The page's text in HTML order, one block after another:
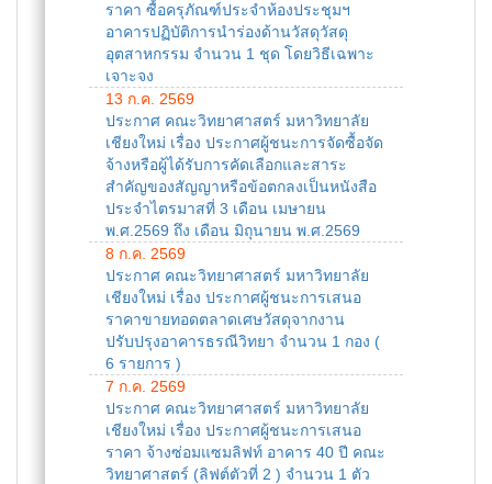
ราคา ซื้อครุภัณฑ์ประจำห้องประชุมฯ
อาคารปฏิบัติการนำร่องด้านวัสดุวัสดุ
อุตสาหกรรม จำนวน 1 ชุด โดยวิธีเฉพาะ
เจาะจง
13 ก.ค. 2569
ประกาศ คณะวิทยาศาสตร์ มหาวิทยาลัย
เชียงใหม่ เรื่อง ประกาศผู้ชนะการจัดซื้อจัด
จ้างหรือผู้ได้รับการคัดเลือกและสาระ
สำคัญของสัญญาหรือข้อตกลงเป็นหนังสือ
ประจำไตรมาสที่ 3 เดือน เมษายน
พ.ศ.2569 ถึง เดือน มิถุนายน พ.ศ.2569
8 ก.ค. 2569
ประกาศ คณะวิทยาศาสตร์ มหาวิทยาลัย
เชียงใหม่ เรื่อง ประกาศผู้ชนะการเสนอ
ราคาขายทอดตลาดเศษวัสดุจากงาน
ปรับปรุงอาคารธรณีวิทยา จำนวน 1 กอง (
6 รายการ )
7 ก.ค. 2569
ประกาศ คณะวิทยาศาสตร์ มหาวิทยาลัย
เชียงใหม่ เรื่อง ประกาศผู้ชนะการเสนอ
ราคา จ้างซ่อมแซมลิฟท์ อาคาร 40 ปี คณะ
วิทยาศาสตร์ (ลิฟต์ตัวที่ 2 ) จำนวน 1 ตัว